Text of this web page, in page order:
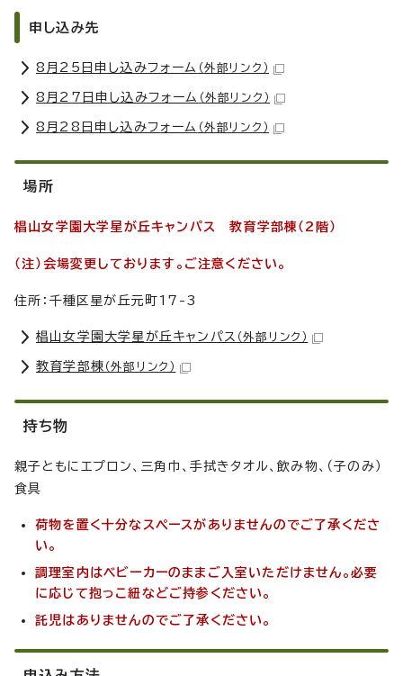
申し込み先
8月25日申し込みフォーム （外部リンク）
8月27日申し込みフォーム （外部リンク）
8月28日申し込みフォーム （外部リンク）
場所
椙山女学園大学星が丘キャンパス 教育学部棟（2階）
（注）会場変更しております。ご注意ください。
住所：千種区星が丘元町17-3
椙山女学園大学星が丘キャンパス （外部リンク）
教育学部棟 （外部リンク）
持ち物
親子ともにエプロン、三角巾、手拭きタオル、飲み物、（子のみ）
食具
荷物を置く十分なスペースがありませんのでご了承くださ
い。
調理室内はベビーカーのままご入室いただけません。必要
に応じて抱っこ紐などご持参ください。
託児はありませんのでご了承ください。